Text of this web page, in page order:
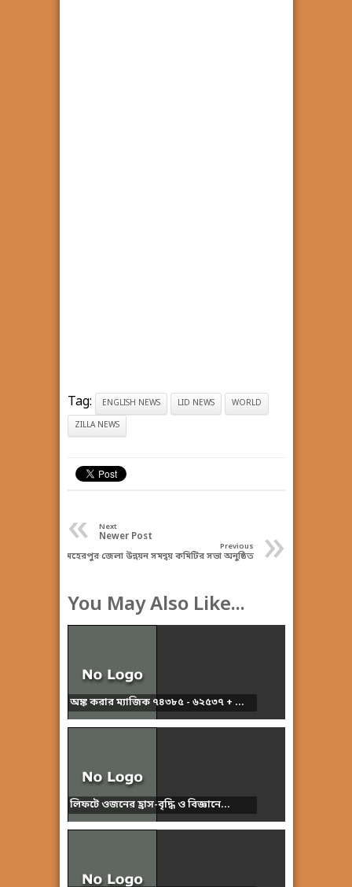
Tag: ENGLISH NEWS LID NEWS WORLD
ZILLA NEWS
« Next
Newer Post »
Previous
মেহেরপুর জেলা উন্নয়ন সমন্বয় কমিটির সভা অনুষ্ঠিত
You May Also Like...
অঙ্ক করার ম্যাজিক ৭৪৩৮৫ - ৬২৫৩৭ + ...
লিফটে ওজনের হ্রাস-বৃদ্ধি ও বিজ্ঞানে...